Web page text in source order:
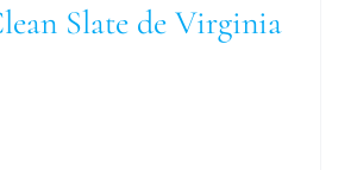
Slate de Virginia